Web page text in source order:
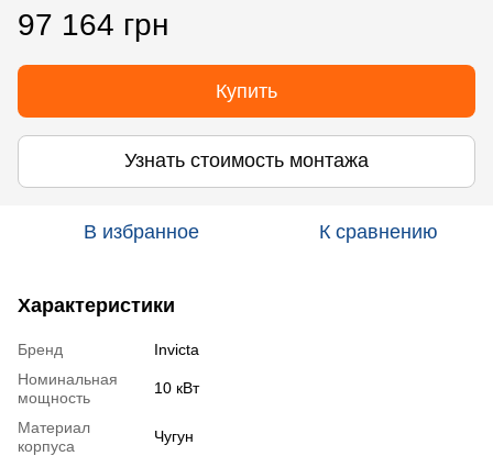
97 164 грн
Купить
Узнать стоимость монтажа
В избранное К сравнению
Характеристики
Бренд
Invicta
Номинальная
мощность
10 кВт
Материал
корпуса
Чугун